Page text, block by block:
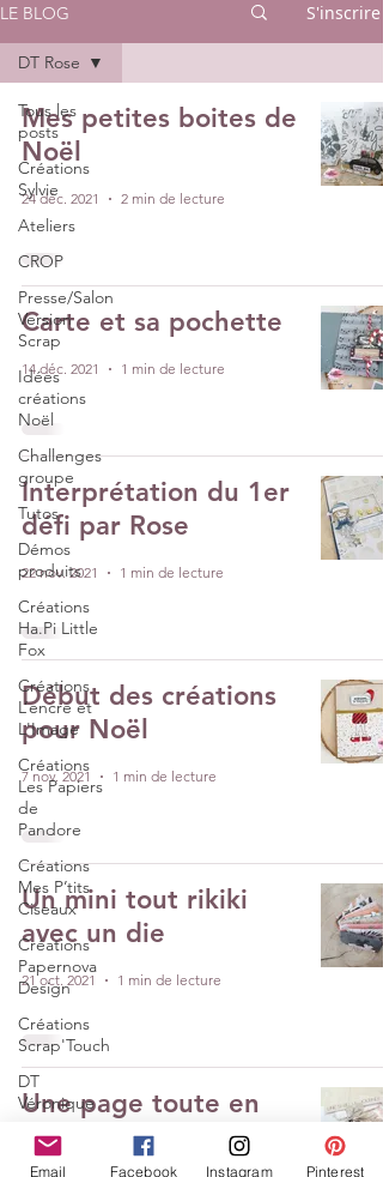
LE BLOG S'inscrire
Tous les
posts
Créations
Sylvie
Ateliers
CROP
Presse/Salon
Version
Scrap
Idées
créations
Noël
Challenges
groupe
Tutos
Démos
produits
Créations
Ha.Pi Little
Fox
Créations
L’encre et
L'Image
Créations
Les Papiers
de
Pandore
Créations
Mes P’tits
Ciseaux
Créations
Papernova
Design
Créations
Scrap'Touch
DT
Véronique
DT Céline
DT Rose
Mes petites boites de
Noël
24 déc. 2021 2 min de lecture
Carte et sa pochette
14 déc. 2021 1 min de lecture
Interprétation du 1er
défi par Rose
22 nov. 2021 1 min de lecture
Début des créations
pour Noël
7 nov. 2021 1 min de lecture
Un mini tout rikiki
avec un die
21 oct. 2021 1 min de lecture
Une page toute en
douceur
Email Facebook Instagram Pinterest